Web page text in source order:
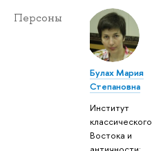
Персоны
Булах Мария
Степановна
Институт
классического
Востока и